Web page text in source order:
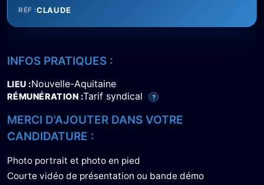
RÉF :CLAUDE
INFOS PRATIQUES :
LIEU Nouvelle-Aquitaine
RÉMUNÉRATION Tarif syndical ?
MERCI D'AJOUTER DANS VOTRE
CANDIDATURE :
Photo portrait et photo en pied
Courte vidéo de présentation ou bande démo